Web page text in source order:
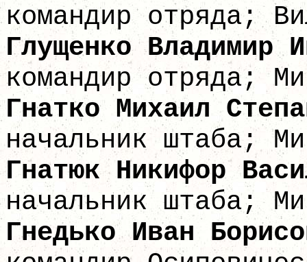
командир отряда;
Глущенко
командир отряда;
Гнатко
начальник штаба;
Гнатюк
начальник штаба;
Гнедько